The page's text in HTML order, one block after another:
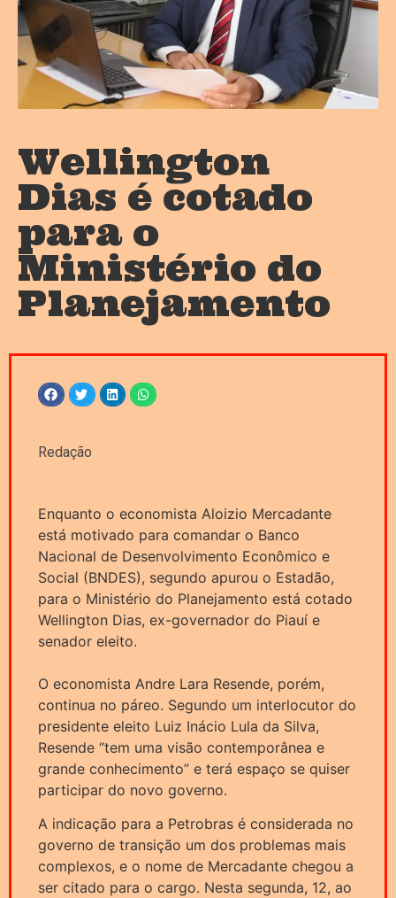
Wellington
Dias é cotado
para o
Ministério do
Planejamento
Redação
Enquanto o economista Aloizio Mercadante
está motivado para comandar o Banco
Nacional de Desenvolvimento Econômico e
Social (BNDES), segundo apurou o Estadão,
para o Ministério do Planejamento está cotado
Wellington Dias, ex-governador do Piauí e
senador eleito.
O economista Andre Lara Resende, porém,
continua no páreo. Segundo um interlocutor do
presidente eleito Luiz Inácio Lula da Silva,
Resende “tem uma visão contemporânea e
grande conhecimento” e terá espaço se quiser
participar do novo governo.
A indicação para a Petrobras é considerada no
governo de transição um dos problemas mais
complexos, e o nome de Mercadante chegou a
ser citado para o cargo. Nesta segunda, 12, ao